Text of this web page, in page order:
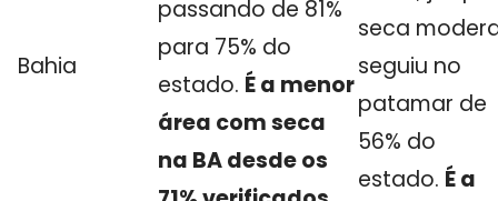
Bahia
passando de 81%
para 75% do
estado. É a menor
área com seca
na BA desde os
seca
seguiu no
patamar de
56% do
estado. É a